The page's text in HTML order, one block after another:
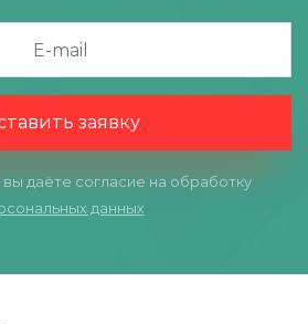
заявку
вы даёте согласие на обработку
данных